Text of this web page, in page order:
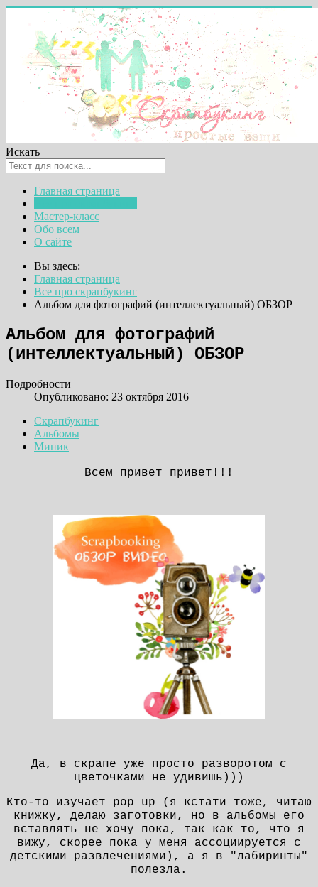
Искать
Главная страница
Мастер-класс
Обо всем
О сайте
Вы здесь:
Главная страница
Все про скрапбукинг
Альбом для фотографий (интеллектуальный) ОБЗОР
Альбом для фотографий
(интеллектуальный) ОБЗОР
Подробности
Опубликовано: 23 октября 2016
Скрапбукинг
Альбомы
Миник
Всем привет привет!!!
Да, в скрапе уже просто разворотом с
цветочками не удивишь)))
Кто-то изучает pop up (я кстати тоже, читаю
книжку, делаю заготовки, но в альбомы его
вставлять не хочу пока, так как то, что я
вижу, скорее пока у меня ассоциируется с
детскими развлечениями), а я в "лабиринты"
полезла.